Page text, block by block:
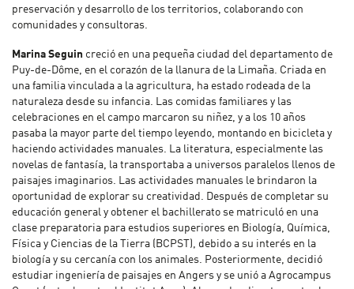
preservación y desarrollo de los territorios, colaborando con
comunidades y consultoras.
Marina Seguin creció en una pequeña ciudad del departamento de
Puy-de-Dôme, en el corazón de la llanura de la Limaña. Criada en
una familia vinculada a la agricultura, ha estado rodeada de la
naturaleza desde su infancia. Las comidas familiares y las
celebraciones en el campo marcaron su niñez, y a los 10 años
pasaba la mayor parte del tiempo leyendo, montando en bicicleta y
haciendo actividades manuales. La literatura, especialmente las
novelas de fantasía, la transportaba a universos paralelos llenos de
paisajes imaginarios. Las actividades manuales le brindaron la
oportunidad de explorar su creatividad. Después de completar su
educación general y obtener el bachillerato se matriculó en una
clase preparatoria para estudios superiores en Biología, Química,
Física y Ciencias de la Tierra (BCPST), debido a su interés en la
biología y su cercanía con los animales. Posteriormente, decidió
estudiar ingeniería de paisajes en Angers y se unió a Agrocampus